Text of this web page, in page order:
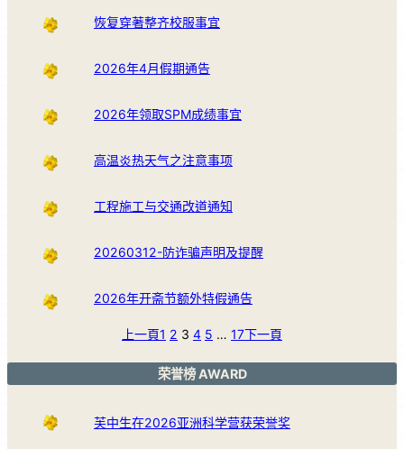
恢复穿著整齐校服事宜
2026年4月假期通告
2026年领取SPM成绩事宜
高温炎热天气之注意事项
工程施工与交通改道通知
20260312-防诈骗声明及提醒
2026年开斋节额外特假通告
上一頁1 2 3 4 5 … 17下一頁
荣誉榜 AWARD
芙中生在2026亚洲科学营获荣誉奖